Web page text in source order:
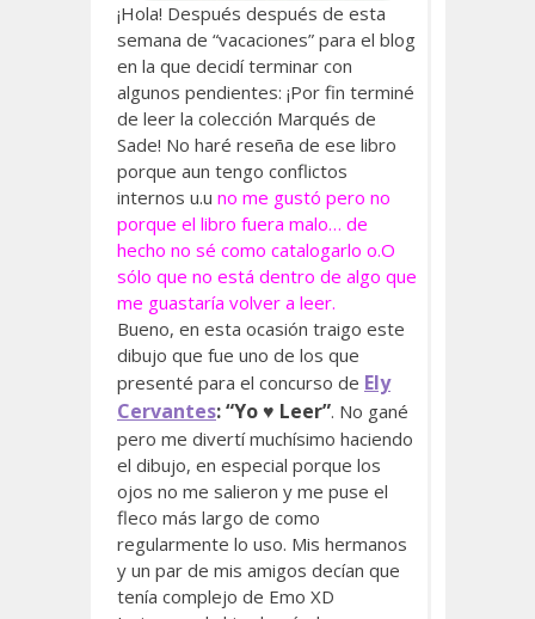
¡Hola! Después después de esta
semana de “vacaciones” para el blog
en la que decidí terminar con
algunos pendientes: ¡Por fin terminé
de leer la colección Marqués de
Sade! No haré reseña de ese libro
porque aun tengo conflictos
internos u.u no me gustó pero no
porque el libro fuera malo… de
hecho no sé como catalogarlo o.O
sólo que no está dentro de algo que
me guastaría volver a leer.
Bueno, en esta ocasión traigo este
dibujo que fue uno de los que
presenté para el concurso de Ely
Cervantes: “Yo ♥ Leer”. No gané
pero me divertí muchísimo haciendo
el dibujo, en especial porque los
ojos no me salieron y me puse el
fleco más largo de como
regularmente lo uso. Mis hermanos
y un par de mis amigos decían que
tenía complejo de Emo XD